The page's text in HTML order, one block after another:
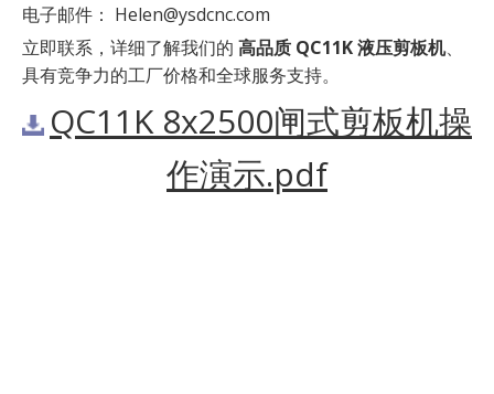
电子邮件： Helen@ysdcnc.com
立即联系，详细了解我们的 高品质 QC11K 液压剪板机、
具有竞争力的工厂价格和全球服务支持。
QC11K 8x2500闸式剪板机操
作演示.pdf